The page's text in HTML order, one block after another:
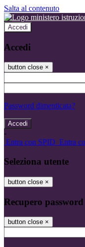
Salta al contenuto
Accedi
Accedi
button close ×
Password dimenticata?
-
Entra con SPID Entra
Seleziona utente
button close ×
Recupero password
button close ×